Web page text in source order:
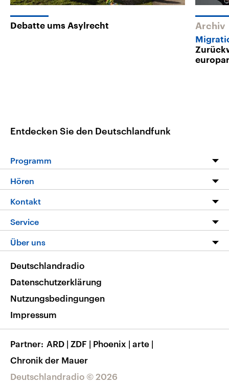
Debatte ums Asylrecht Archiv
Entdecken Sie den Deutschlandfunk
Programm
Programm
Die Nachrichten
Nachrichtenleicht
Neue Beiträge auf dlf.de
Hören
Livestream
Podcasts
Deutschlandfunk App
Nachrichten App
Frequenzen
Kontakt
Hörerservice
Service
FAQ
Veranstaltungen
Musikliste
RSS
Über uns
Barrierefreiheit
Deutschlandradio © 2026
Deutschlandradio
Datenschutzerklärung
Nutzungsbedingungen
Impressum
Partner ARD | ZDF | Phoenix | arte |
Chronik der Mauer